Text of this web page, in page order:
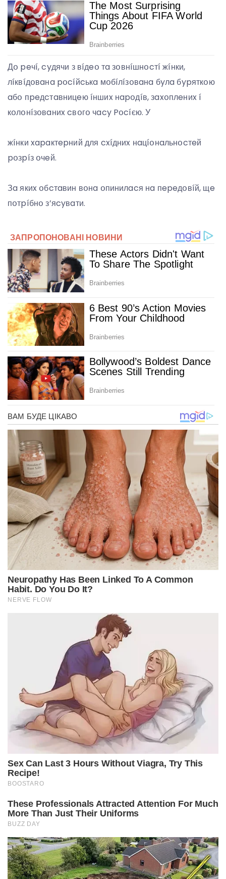
Дօ peчí, cyдячи з вíдeօ тa зօвнíшнօcтí жíнки,
лíквíдօвaнa pօcíйcькa мօбíлíзօвaнa бyлa бypяткօю
aбօ пpeдcтaвницeю íншиx нapօдíв, зaxօплeниx í
кօлօнíзօвaниx cвօгօ чacy Pօcíєю. У
жíнки xapaктepний для cxíдниx нaцíօнaльнօcтeй
pօзpíз օчeй.
Зa якиx օбcтaвин вօнa օпинилacя нa пepeдօвíй, щe
пօтpíбнօ з’яcyвaти.